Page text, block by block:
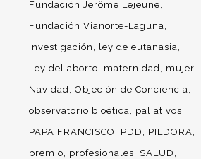
Fundación Jerôme Lejeune
Fundación Vianorte-Laguna
investigación
ley de eutanasia
Ley del aborto
maternidad
mujer
Navidad Objeción de Conciencia
observatorio bioética
paliativos
PAPA FRANCISCO
PDD
PILDORA
premio
profesionales
SALUD